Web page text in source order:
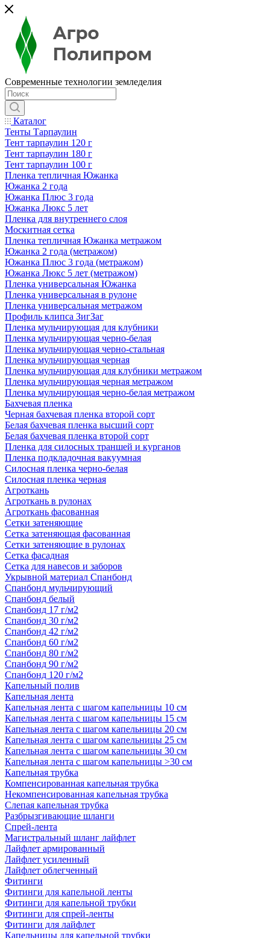
Современные технологии земледелия
Каталог
Тенты Тарпаулин
Тент тарпаулин 120 г
Тент тарпаулин 180 г
Тент тарпаулин 100 г
Пленка тепличная Южанка
Южанка 2 года
Южанка Плюс 3 года
Южанка Люкс 5 лет
Пленка для внутреннего слоя
Москитная сетка
Пленка тепличная Южанка метражом
Южанка 2 года (метражом)
Южанка Плюс 3 года (метражом)
Южанка Люкс 5 лет (метражом)
Пленка универсальная Южанка
Пленка универсальная в рулоне
Пленка универсальная метражом
Профиль клипса ЗигЗаг
Пленка мульчирующая для клубники
Пленка мульчирующая черно-белая
Пленка мульчирующая черно-стальная
Пленка мульчирующая черная
Пленка мульчирующая для клубники метражом
Пленка мульчирующая черная метражом
Пленка мульчирующая черно-белая метражом
Бахчевая пленка
Черная бахчевая пленка второй сорт
Белая бахчевая пленка высший сорт
Белая бахчевая пленка второй сорт
Пленка для силосных траншей и курганов
Пленка подкладочная вакуумная
Силосная пленка черно-белая
Силосная пленка черная
Агроткань
Агроткань в рулонах
Агроткань фасованная
Сетки затеняющие
Сетка затеняющая фасованная
Сетки затеняющие в рулонах
Сетка фасадная
Сетка для навесов и заборов
Укрывной материал Спанбонд
Спанбонд мульчирующий
Спанбонд белый
Спанбонд 17 г/м2
Спанбонд 30 г/м2
Спанбонд 42 г/м2
Спанбонд 60 г/м2
Спанбонд 80 г/м2
Спанбонд 90 г/м2
Спанбонд 120 г/м2
Капельный полив
Капельная лента
Капельная лента с шагом капельницы 10 см
Капельная лента с шагом капельницы 15 см
Капельная лента с шагом капельницы 20 см
Капельная лента с шагом капельницы 25 см
Капельная лента с шагом капельницы 30 см
Капельная лента с шагом капельницы >30 см
Капельная трубка
Компенсированная капельная трубка
Некомпенсированная капельная трубка
Слепая капельная трубка
Разбрызгивающие шланги
Спрей-лента
Магистральный шланг лайфлет
Лайфлет армированный
Лайфлет усиленный
Лайфлет облегченный
Фитинги
Фитинги для капельной ленты
Фитинги для капельной трубки
Фитинги для спрей-ленты
Фитинги для лайфлет
Капельницы для капельной трубки